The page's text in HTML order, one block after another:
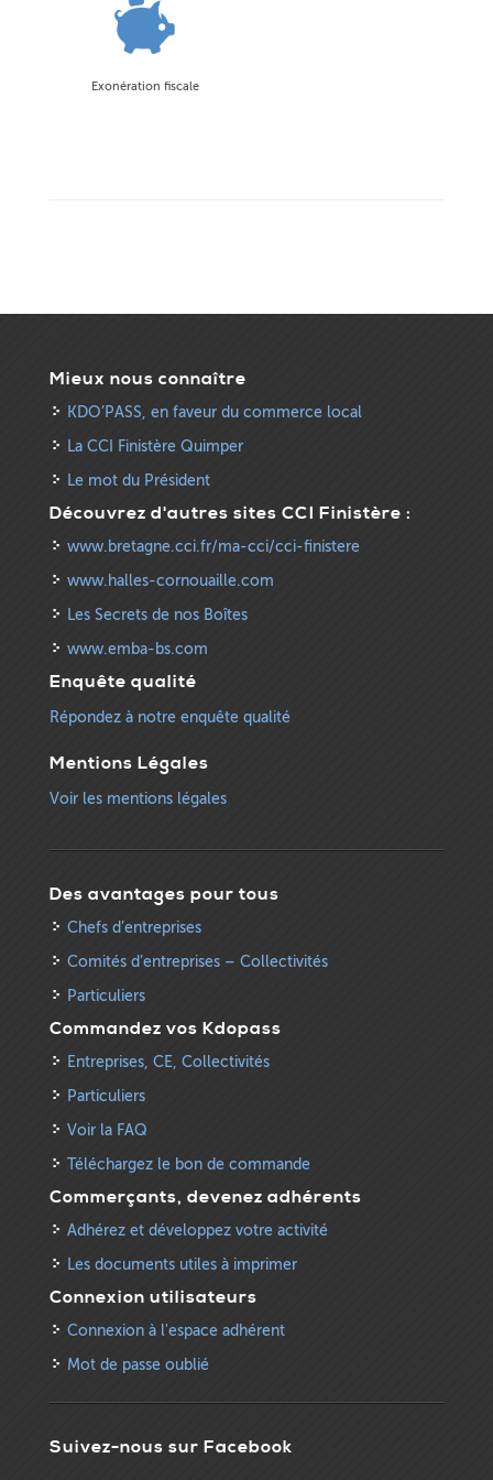
Exonération fiscale
Mieux nous connaître
KDO’PASS, en faveur du commerce local
La CCI Finistère Quimper
Le mot du Président
Découvrez d'autres sites CCI Finistère :
www.bretagne.cci.fr/ma-cci/cci-finistere
www.halles-cornouaille.com
Les Secrets de nos Boîtes
www.emba-bs.com
Enquête qualité
Répondez à notre enquête qualité
Mentions Légales
Voir les mentions légales
Des avantages pour tous
Chefs d’entreprises
Comités d’entreprises – Collectivités
Particuliers
Commandez vos Kdopass
Entreprises, CE, Collectivités
Particuliers
Voir la FAQ
Téléchargez le bon de commande
Commerçants, devenez adhérents
Adhérez et développez votre activité
Les documents utiles à imprimer
Connexion utilisateurs
Connexion à l'espace adhérent
Mot de passe oublié
Suivez-nous sur Facebook